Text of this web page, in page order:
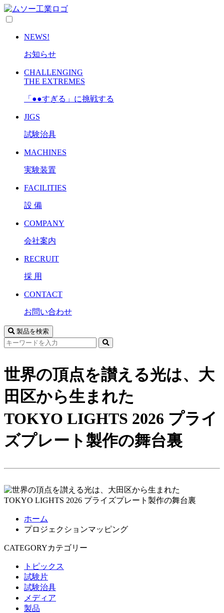
NEWS!
お知らせ
CHALLENGING
THE EXTREMES
「●●すぎる」に挑戦する
JIGS
試験治具
MACHINES
実験装置
FACILITIES
設 備
COMPANY
会社案内
RECRUIT
採 用
CONTACT
お問い合わせ
製品を検索
サ
内
検
索
世界の頂点を讃える光は、大
田区から生まれた
TOKYO LIGHTS 2026 プライ
ズプレート製作の舞台裏
ホーム
プロジェクションマッピング
CATEGORYカテゴリー
トピックス
試験片
試験治具
メディア
製品